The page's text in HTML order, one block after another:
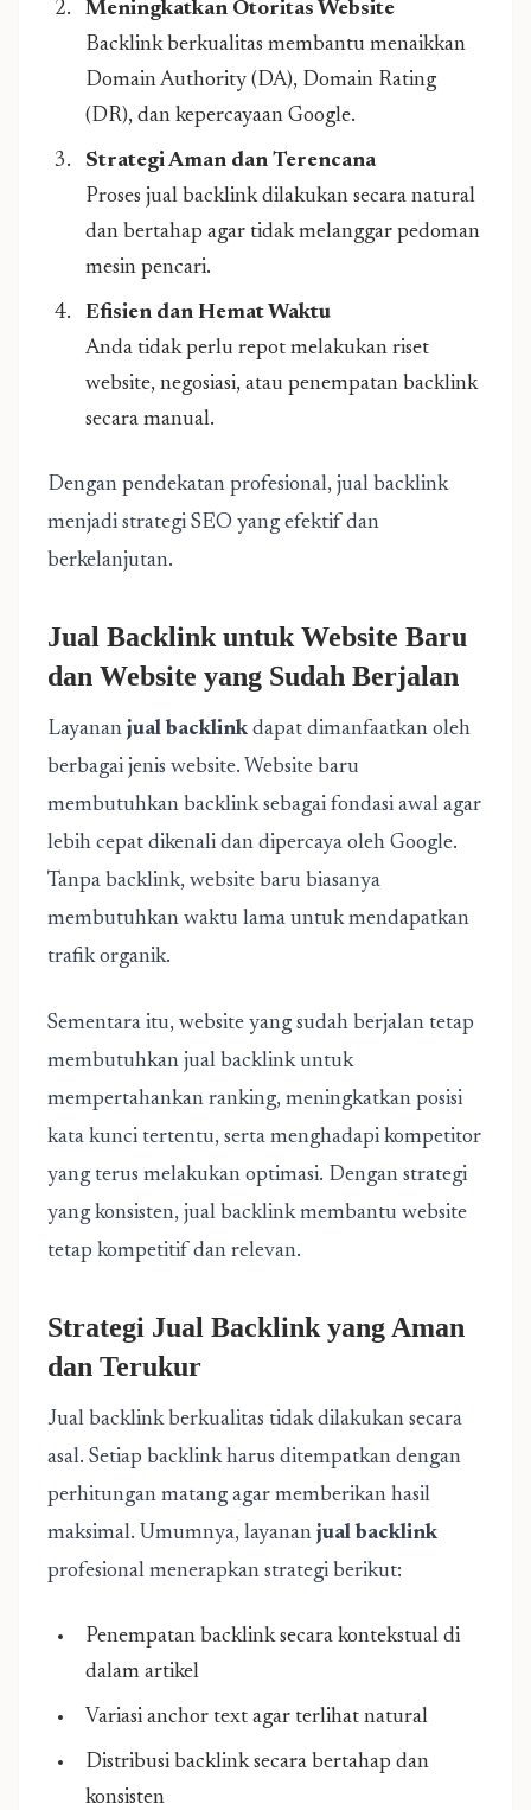
Meningkatkan Otoritas Website
Backlink berkualitas membantu menaikkan
Domain Authority (DA), Domain Rating
(DR), dan kepercayaan Google.
Strategi Aman dan Terencana
Proses jual backlink dilakukan secara natural
dan bertahap agar tidak melanggar pedoman
mesin pencari.
Efisien dan Hemat Waktu
Anda tidak perlu repot melakukan riset
website, negosiasi, atau penempatan backlink
secara manual.
Dengan pendekatan profesional, jual backlink
menjadi strategi SEO yang efektif dan
berkelanjutan.
Jual Backlink untuk Website Baru
dan Website yang Sudah Berjalan
Layanan jual backlink dapat dimanfaatkan oleh
berbagai jenis website. Website baru
membutuhkan backlink sebagai fondasi awal agar
lebih cepat dikenali dan dipercaya oleh Google.
Tanpa backlink, website baru biasanya
membutuhkan waktu lama untuk mendapatkan
trafik organik.
Sementara itu, website yang sudah berjalan tetap
membutuhkan jual backlink untuk
mempertahankan ranking, meningkatkan posisi
kata kunci tertentu, serta menghadapi kompetitor
yang terus melakukan optimasi. Dengan strategi
yang konsisten, jual backlink membantu website
tetap kompetitif dan relevan.
Strategi Jual Backlink yang Aman
dan Terukur
Jual backlink berkualitas tidak dilakukan secara
asal. Setiap backlink harus ditempatkan dengan
perhitungan matang agar memberikan hasil
maksimal. Umumnya, layanan jual backlink
profesional menerapkan strategi berikut:
Penempatan backlink secara kontekstual di
dalam artikel
Variasi anchor text agar terlihat natural
Distribusi backlink secara bertahap dan
konsisten